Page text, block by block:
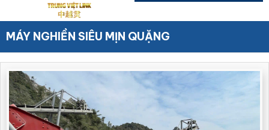
MÁY NGHIỀN SIÊU MỊN QUẶNG